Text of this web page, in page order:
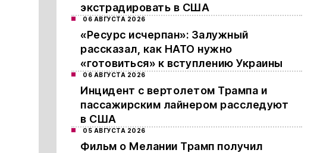
экстрадировать в США
06 АВГУСТА 2026
«Ресурс исчерпан»: Залужный
рассказал, как НАТО нужно
«готовиться» к вступлению Украины
06 АВГУСТА 2026
Инцидент с вертолетом Трампа и
пассажирским лайнером расследуют
в США
05 АВГУСТА 2026
Фильм о Мелании Трамп получил